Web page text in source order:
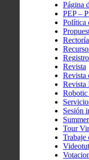
Página
PEP –
Política
Revista
Revista
Revista
Robotic
Sesión
Tour
Trabaje